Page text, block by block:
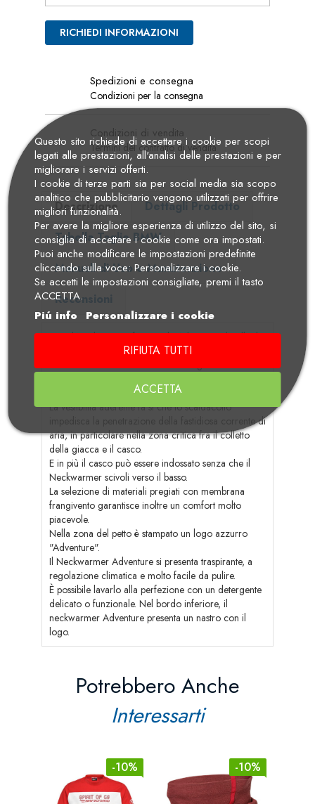
RICHIEDI INFORMAZIONI
Spedizioni e consegna
Condizioni per la consegna
Condizioni di vendita
Termini del contratto di vendita
Descrizione
Dettagli Prodotto
Tabella Taglie BMW
Manuali di Uso e Manutenzione
Recensioni
Con il Neckwarmer funzionale Adventure, il collo, la
nuca e la zona del petto sono protetti al meglio
condizioni meteo più fredde.
La vestibilità aderente fa sì che lo scaldacollo
impedisca la penetrazione della fastidiosa corrente di
aria, in particolare nella zona critica fra il colletto
della giacca e il casco.
E in più il casco può essere indossato senza che il
Neckwarmer scivoli verso il basso.
La selezione di materiali pregiati con membrana
frangivento garantisce inoltre un comfort molto
piacevole.
Nella zona del petto è stampato un logo azzurro
"Adventure".
Il Neckwarmer Adventure si presenta traspirante, a
regolazione climatica e molto facile da pulire.
È possibile lavarlo alla perfezione con un detergente
delicato o funzionale. Nel bordo inferiore, il
neckwarmer Adventure presenta un nastro con il
logo.
Potrebbero Anche
Interessarti
-10% -10%
Questo sito richiede di accettare i cookie per scopi
legati alle prestazioni, all'analisi delle prestazioni e per
migliorare i servizi offerti.
I cookie di terze parti sia per social media sia scopo
analitico che pubblicitario vengono utilizzati per offrire
migliori funzionalità.
Per avere la migliore esperienza di utilizzo del sito, si
consiglia di accettare i cookie come ora impostati.
Puoi anche modificare le impostazioni predefinite
cliccando sulla voce: Personalizzare i cookie.
Se accetti le impostazioni consigliate, premi il tasto
ACCETTA.
Piú info
Personalizzare i cookie
RIFIUTA TUTTI
ACCETTA